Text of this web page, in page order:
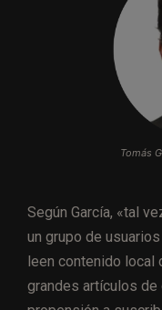
Tomás
Según García, «tal
un grupo de
leen contenido local
grandes artículos